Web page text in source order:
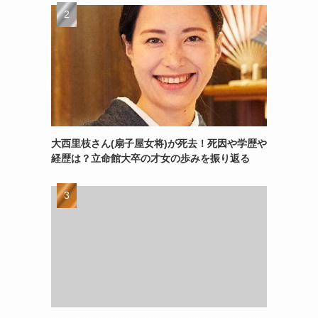
大西里枝さん(扇子屋女将)が死去！死因や学歴や
経歴は？立命館大卒の才女の歩みを振り返る